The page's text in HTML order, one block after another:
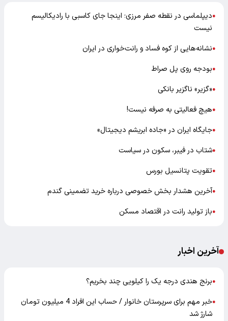
●دیپلماسی در نقطه صفر مرزی؛ اینجا جای کاسبی با رادیکالیسم
نیست
●نشانه‌هایی از کوه فساد و رانت‌خواری در ایران
●بودجه روی پل صراط
●«گزیر» ناگزیر بانکی
●هیچ فعالیتی به صرفه نیست!
●جایگاه ایران در «جاده ابریشم دیجیتال»
●شتاب در فیبر، سکون در سیاست
●تقویت پتانسیل بورس
●آخرین هشدار بخش خصوصی درباره خرید تضمینی گندم
●باز تولید رانت در اقتصاد مسکن
آخرین اخبار
●برنج هندی درجه یک را کیلویی چند بخریم؟
●
خبر مهم برای سرپرستان خانوار / حساب این افراد 4 میلیون تومان
شارژ شد